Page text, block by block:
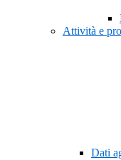
Attività e
Dati